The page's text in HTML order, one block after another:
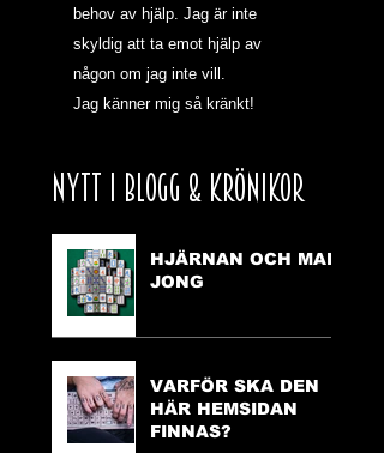
behov av hjälp. Jag är inte
skyldig att ta emot hjälp av
någon om jag inte vill.
Jag känner mig så kränkt!
NYTT I BLOGG & KRÖNIKOR
HJÄRNAN OCH MAH
JONG
VARFÖR SKA DEN
HÄR HEMSIDAN
FINNAS?